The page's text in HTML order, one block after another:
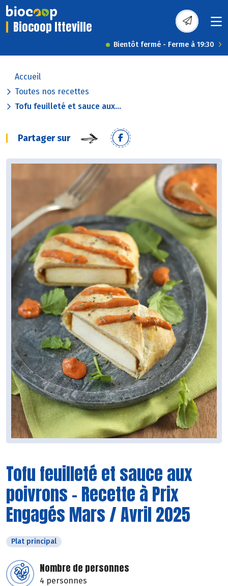
Biocoop Itteville
Bientôt fermé - Ferme à 19:30
Accueil
Toutes nos recettes
Tofu feuilleté et sauce aux...
Partager sur
Tofu feuilleté et sauce aux
poivrons - Recette à Prix
Engagés Mars / Avril 2025
Plat principal
Nombre de personnes
4 personnes